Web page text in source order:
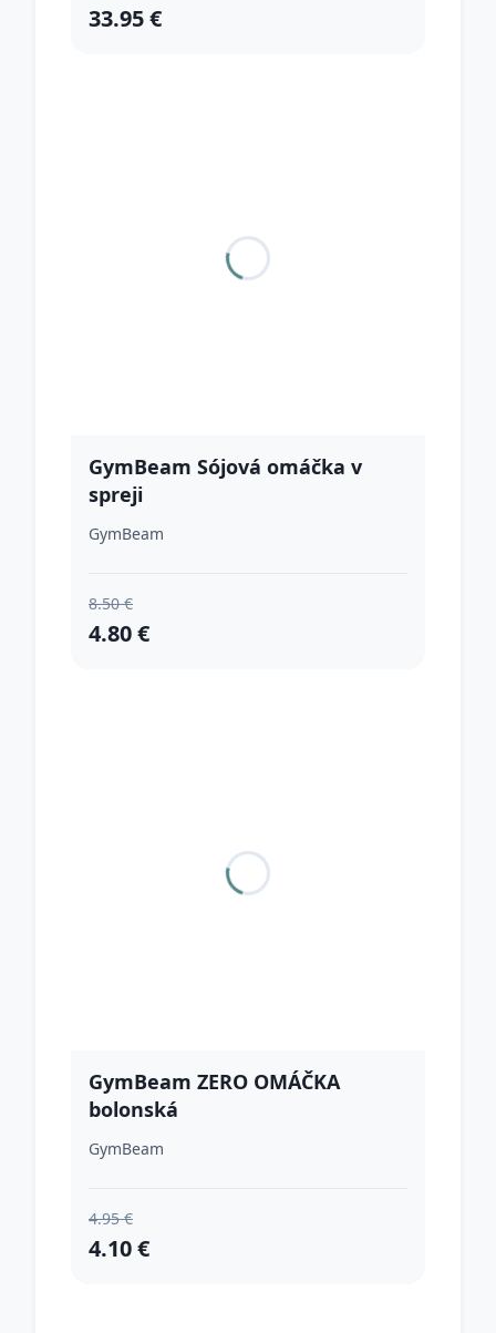
33.95 €
GymBeam Sójová omáčka v
spreji
GymBeam
8.50 €
4.80 €
GymBeam ZERO OMÁČKA
bolonská
GymBeam
4.95 €
4.10 €